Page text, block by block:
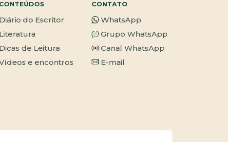
CONTEÚDOS
Diário do Escritor
Literatura
Dicas de Leitura
e encontros
CONTATO
WhatsApp
Grupo WhatsApp
Canal WhatsApp
E-mail